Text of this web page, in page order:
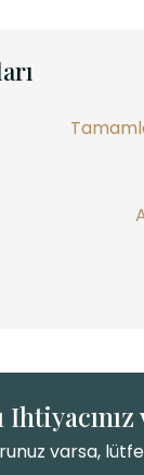
İhtiyacınız
varsa,